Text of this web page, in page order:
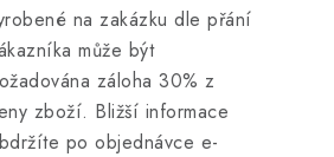
na zakázku dle přání
může být
záloha 30% z
zboží. Bližší informace
po objednávce e-